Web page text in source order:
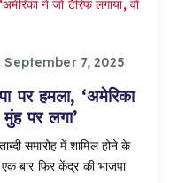
September 7, 2025
पर हमला, ‘अमेरिका
पर लगा’
समारोह में शामिल होने के
बार फिर केंद्र की भाजपा